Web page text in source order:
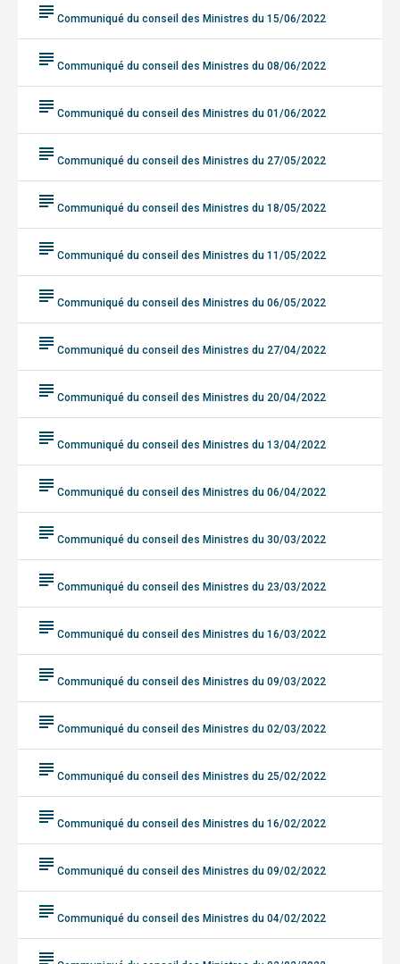
subject Communiqué du conseil des Ministres du 15/06/2022
subject Communiqué du conseil des Ministres du 08/06/2022
subject Communiqué du conseil des Ministres du 01/06/2022
subject Communiqué du conseil des Ministres du 27/05/2022
subject Communiqué du conseil des Ministres du 18/05/2022
subject Communiqué du conseil des Ministres du 11/05/2022
subject Communiqué du conseil des Ministres du 06/05/2022
subject Communiqué du conseil des Ministres du 27/04/2022
subject Communiqué du conseil des Ministres du 20/04/2022
subject Communiqué du conseil des Ministres du 13/04/2022
subject Communiqué du conseil des Ministres du 06/04/2022
subject Communiqué du conseil des Ministres du 30/03/2022
subject Communiqué du conseil des Ministres du 23/03/2022
subject Communiqué du conseil des Ministres du 16/03/2022
subject Communiqué du conseil des Ministres du 09/03/2022
subject Communiqué du conseil des Ministres du 02/03/2022
subject Communiqué du conseil des Ministres du 25/02/2022
subject Communiqué du conseil des Ministres du 16/02/2022
subject Communiqué du conseil des Ministres du 09/02/2022
subject Communiqué du conseil des Ministres du 04/02/2022
subject